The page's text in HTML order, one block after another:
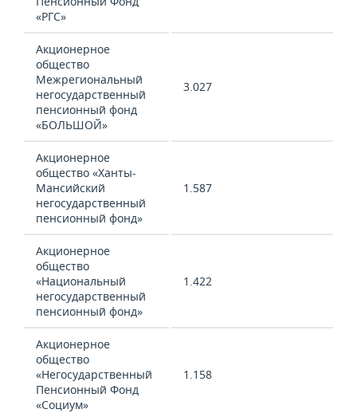
«РГС»
Акционерное
общество
Межрегиональный
негосударственный
пенсионный фонд
«БОЛЬШОЙ»
3.027
Акционерное
общество «Ханты-
Мансийский
негосударственный
пенсионный фонд»
1.587
Акционерное
общество
«Национальный
негосударственный
пенсионный фонд»
1.422
Акционерное
общество
«Негосударственный
Пенсионный Фонд
«Социум»
1.158